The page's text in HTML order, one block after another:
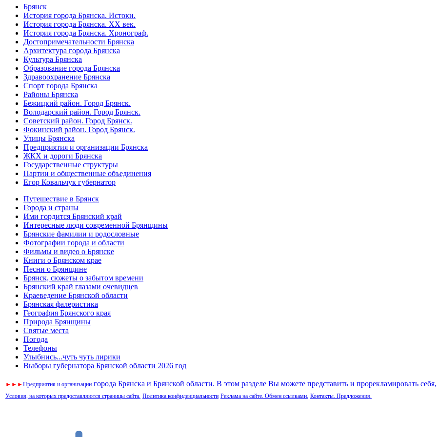
Брянск
История города Брянска. Истоки.
История города Брянска. XX век.
История города Брянска. Хронограф.
Достопримечательности Брянска
Архитектура города Брянска
Культура Брянска
Образование города Брянска
Здравоохранение Брянска
Спорт города Брянска
Районы Брянска
Бежицкий район. Город Брянск.
Володарский район. Город Брянск.
Советский район. Город Брянск.
Фокинский район. Город Брянск.
Улицы Брянска
Предприятия и организации Брянска
ЖКХ и дороги Брянска
Государственные структуры
Партии и общественные объединения
Егор Ковальчук губернатор
Путешествие в Брянск
Города и страны
Ими гордится Брянский край
Интересные люди современной Брянщины
Брянские фамилии и родословные
Фотографии города и области
Фильмы и видео о Брянске
Книги о Брянском крае
Песни о Брянщине
Брянск, сюжеты о забытом времени
Брянский край глазами очевидцев
Краеведение Брянской области
Брянская фалеристика
География Брянского края
Природа Брянщины
Святые места
Погода
Телефоны
Улыбнись...чуть чуть лирики
Выборы губернатора Брянской области 2026 год
► ► ►Предприятия и организации города Брянска и Брянской области. В этом разделе Вы можете представить и прорекламировать
Условия, на которых предоставляются страницы сайта. Политика конфиденциальности Реклама на сайте. Обмен ссылками. Контакты. Предложения.